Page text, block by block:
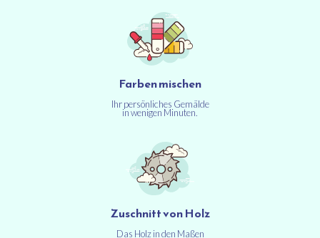
Farben mischen
Ihr persönliches Gemälde
in wenigen Minuten.
Zuschnitt von Holz
Das Holz in den Maßen